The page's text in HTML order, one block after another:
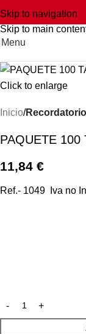
Skip to navigation
Skip to main
Menu
Click to enlarge
Inicio
PAQUETE 100
11,84 €
Ref.- 1049 Iva no